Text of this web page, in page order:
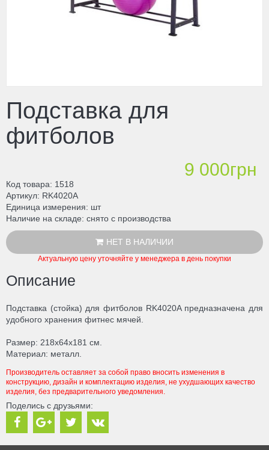
Подставка для
фитболов
9 000грн
Код товара
1518
Артикул RK4020A
Единица измерения
шт
Наличие на складе снято с производства
НЕТ В НАЛИЧИИ
Актуальную цену уточняйте у менеджера в день покупки
Описание
Подставка (стойка) для фитболов RK4020A предназначена для
удобного хранения фитнес мячей.
Размер: 218х64х181 см.
Материал: металл.
Производитель оставляет за собой право вносить изменения в
конструкцию, дизайн и комплектацию изделия, не ухудшающих качество
изделия, без предварительного уведомления.
Поделись с друзьями: